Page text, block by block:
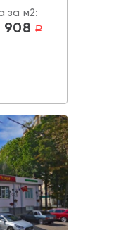
за м2:
908 a